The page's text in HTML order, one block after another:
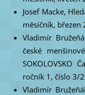
Josef Macke,
měsíčník, březen
Vladimír
české
SOKOLOVSKO
ročník 1, číslo 3/
Vladimír